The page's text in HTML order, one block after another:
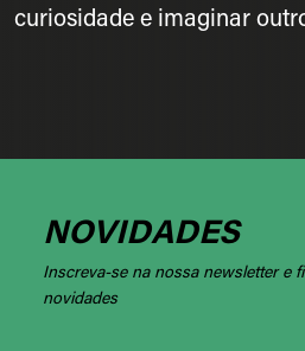
curiosidade e imaginar
NOVIDADES
Inscreva-se na nossa newsletter e
novidades